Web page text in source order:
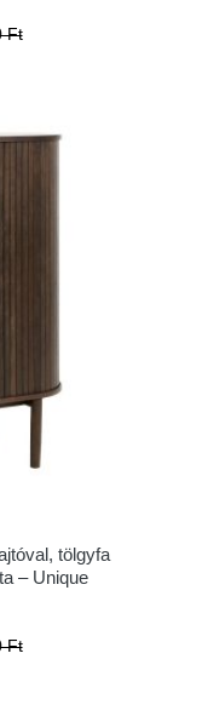
Ft
tölgyfa
– Unique
Ft